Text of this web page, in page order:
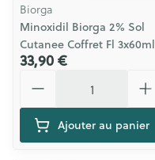
Biorga
Minoxidil Biorga 2% Sol
Cutanee Coffret Fl 3x60ml
33,90 €
Ajouter au panier